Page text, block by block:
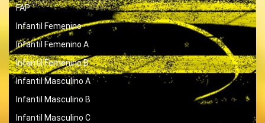
FAP
Infantil Femenino
Infantil Femenino A
Infantil Femenino B
Infantil Masculino A
Infantil Masculino B
Infantil Masculino C